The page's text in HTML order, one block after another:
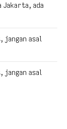
Jakarta, ada
jangan asal
jangan asal